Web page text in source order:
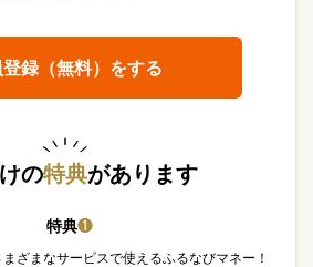
録（無料）をする
の特典があります
特典❶
ざまなサービスで使えるふるなびマネー！